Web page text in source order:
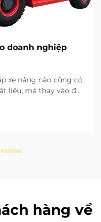
doanh nghiệp
xe nâng nào cũng có
liệu, mà thay vào đó
nhiều năm kinh
trường ở nhiều
hàng về